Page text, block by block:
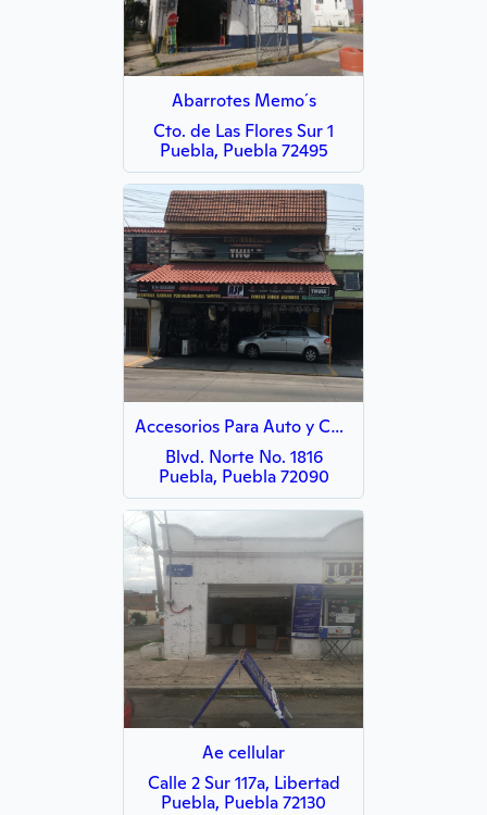
Abarrotes Memo´s
Cto. de Las Flores Sur 1
Puebla, Puebla 72495
Accesorios Para Auto y Camión San Pedro
Blvd. Norte No. 1816
Puebla, Puebla 72090
Ae cellular
Calle 2 Sur 117a, Libertad
Puebla, Puebla 72130